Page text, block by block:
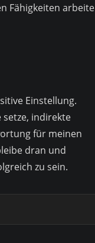
Fähigkeiten arbeite
Einstellung.
indirekte
für meinen
dran und
zu sein.